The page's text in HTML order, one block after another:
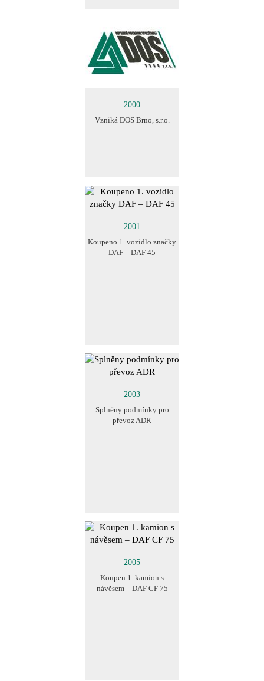
2000
Vzniká DOS Brno, s.r.o.
2001
Koupeno 1. vozidlo značky
DAF – DAF 45
2003
Splněny podmínky pro
převoz ADR
2005
Koupen 1. kamion s
návěsem – DAF CF 75